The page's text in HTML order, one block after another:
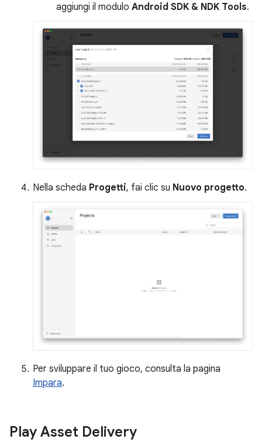
aggiungi il modulo Android SDK & NDK Tools.
Nella scheda Progetti, fai clic su Nuovo progetto.
Per sviluppare il tuo gioco, consulta la pagina
Impara.
Play Asset Delivery